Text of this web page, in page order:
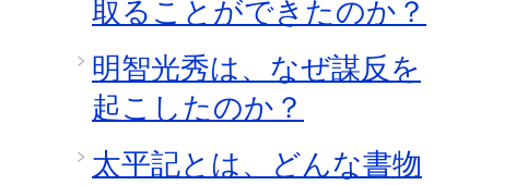
取ることができたのか？
明智光秀は、なぜ謀反を
起こしたのか？
太平記とは、どんな書物